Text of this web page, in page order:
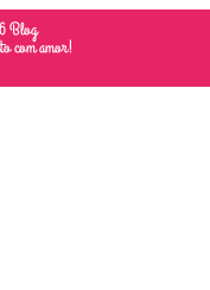
Blog
com amor!